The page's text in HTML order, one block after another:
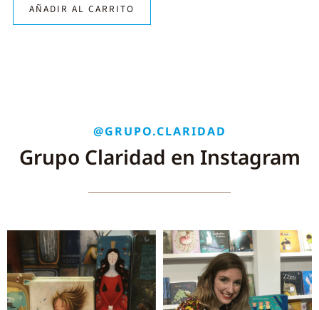
AÑADIR AL CARRITO
@GRUPO.CLARIDAD
Grupo Claridad en Instagram